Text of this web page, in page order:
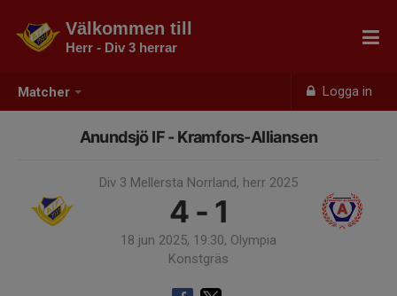
Matcher Logga in
Välkommen till
Herr - Div 3 herrar
Anundsjö IF - Kramfors-Alliansen
Div 3 Mellersta Norrland, herr 2025
4 - 1
18 jun 2025, 19:30, Olympia
Konstgräs